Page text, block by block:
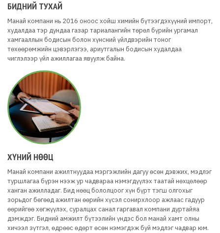
БИДНИЙ ТУХАЙ
Манай компани нь 2016 оноос хойш химийн бүтээгдэхүүний импорт,
худалдаа тэр дундаа газар тариалангийн төрөл бүрийн ургамал
хамгааллын бодисын болон хүнсний үйлдвэрийн тоног
төхөөрөмжийн цэвэрлэгээ, ариутгалын бодисын худалдаа
чиглэлээр үйл ажиллагаа явуулж байна.
ХҮНИЙ НӨӨЦ
Манай компани ажилтнуудаа мэргэжлийн дагуу өсөн дэвжих, мэдлэг
туршлагаа бүрэн нээж ур чадвараа нэмэгдүүлэх таатай нөхцөлөөр
ханган ажилладаг. Бид нөөц бололцоог хүн бүрт тэгш олгохыг
зорьдог бөгөөд ажилтан өөрийн хүсэл сонирхлоор ажлаас гадуур
өөрийгөө хөгжүүлэх, суралцах санал гаргавал компани дуртайяа
дэмждэг. Бидний амжилт бүтээлийн үндэс бол манай хамт олны
хичээл зүтгэл, өдрөөс өдөрт өсөн нэмэгдэж буй мэдлэг чадвар юм.